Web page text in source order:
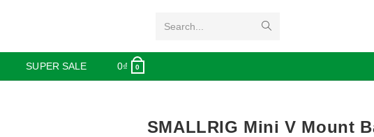
Search...
SUPER SALE 0₫ 0
SMALLRIG Mini V Mount